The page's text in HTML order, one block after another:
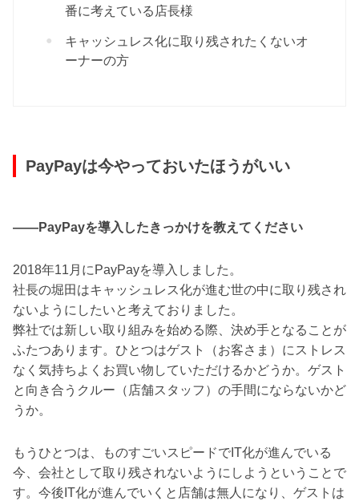
番に考えている店長様
キャッシュレス化に取り残されたくないオ
ーナーの方
PayPayは今やっておいたほうがいい
――PayPayを導入したきっかけを教えてください
2018年11月にPayPayを導入しました。
社長の堀田はキャッシュレス化が進む世の中に取り残され
ないようにしたいと考えておりました。
弊社では新しい取り組みを始める際、決め手となることが
ふたつあります。ひとつはゲスト（お客さま）にストレス
なく気持ちよくお買い物していただけるかどうか。ゲスト
と向き合うクルー（店舗スタッフ）の手間にならないかど
うか。
もうひとつは、ものすごいスピードでIT化が進んでいる
今、会社として取り残されないようにしようということで
す。今後IT化が進んでいくと店舗は無人になり、ゲストは